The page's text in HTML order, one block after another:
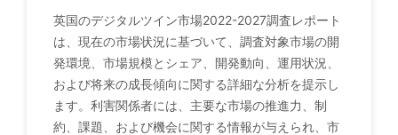
英国のデジタルツイン市場2022-2027調査レポート
は、現在の市場状況に基づいて、調査対象市場の開
発環境、市場規模とシェア、開発動向、運用状況、
および将来の成長傾向に関する詳細な分析を提示し
ます。利害関係者には、主要な市場の推進力、制
約、課題、および機会に関する情報が与えられ、市